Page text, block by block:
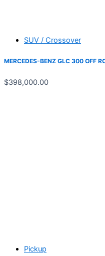
SUV / Crossover
MERCEDES-BENZ GLC 300 OFF
$398,000.00
Pickup